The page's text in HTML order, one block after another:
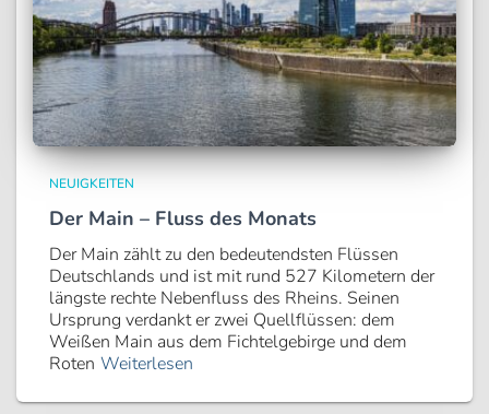
NEUIGKEITEN
Der Main – Fluss des Monats
Der Main zählt zu den bedeutendsten Flüssen
Deutschlands und ist mit rund 527 Kilometern der
längste rechte Nebenfluss des Rheins. Seinen
Ursprung verdankt er zwei Quellflüssen: dem
Weißen Main aus dem Fichtelgebirge und dem
Roten Weiterlesen